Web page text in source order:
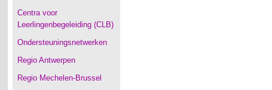
Centra voor
Leerlingenbegeleiding (CLB)
Ondersteuningsnetwerken
Regio Antwerpen
Regio Mechelen-Brussel